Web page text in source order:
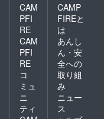
届けに
少々時
間をい
ただく
場合が
ありま
す。 p.s
追加製
造のた
め、若
干価格
が上
CAM
PFI
RE
CAM
PFI
RE
コ
ミュ
ニ
ティ
CAMP
FIREと
は
あんし
ん・安
全への
取り組
み
ニュー
ス